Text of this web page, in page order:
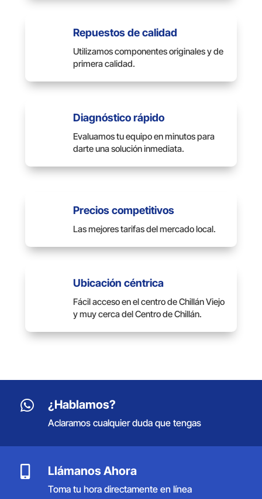
Repuestos de calidad
Utilizamos componentes originales y de
primera calidad.
Diagnóstico rápido
Evaluamos tu equipo en minutos para
darte una solución inmediata.
Precios competitivos
Las mejores tarifas del mercado local.
Ubicación céntrica
Fácil acceso en el centro de Chillán Viejo
y muy cerca del Centro de Chillán.
 ¿Hablamos?
Aclaramos cualquier duda que tengas
Llámanos Ahora
Toma tu hora directamente en línea